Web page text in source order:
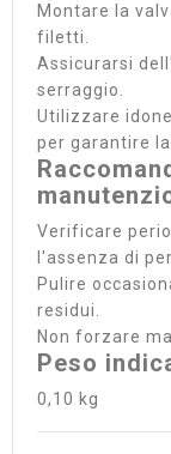
Montare la
filetti.
Assicurarsi
serraggio.
Utilizzare
per garantire la
Verificare
l'assenza di
Pulire
residui.
Non forzare
Peso
0,10 kg